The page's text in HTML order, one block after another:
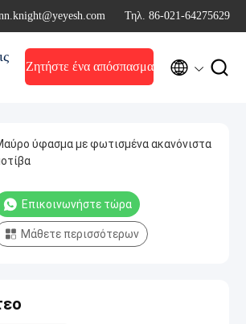
Τηλ. 86-021-64275629
Ζητήστε ένα απόσπασμα  
ύφασμα με φωτισμένα ακανόνιστα
Επικοινωνήστε τώρα
Μάθετε περισσότερων